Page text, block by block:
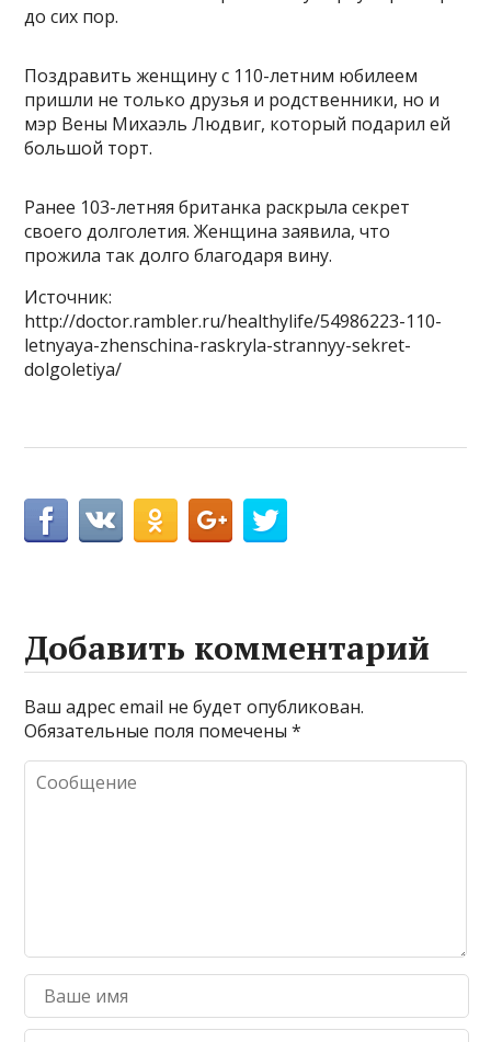
до сих пор.
Поздравить женщину с 110-летним юбилеем
пришли не только друзья и родственники, но и
мэр Вены Михаэль Людвиг, который подарил ей
большой торт.
Ранее 103-летняя британка раскрыла секрет
своего долголетия. Женщина заявила, что
прожила так долго благодаря вину.
Источник:
http://doctor.rambler.ru/healthylife/54986223-110-
letnyaya-zhenschina-raskryla-strannyy-sekret-
dolgoletiya/
Добавить комментарий
Ваш адрес email не будет опубликован.
Обязательные поля помечены*